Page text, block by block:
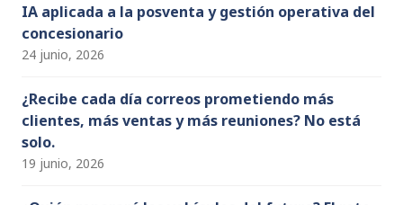
IA aplicada a la posventa y gestión operativa del
concesionario
24 junio, 2026
¿Recibe cada día correos prometiendo más
clientes, más ventas y más reuniones? No está
solo.
19 junio, 2026